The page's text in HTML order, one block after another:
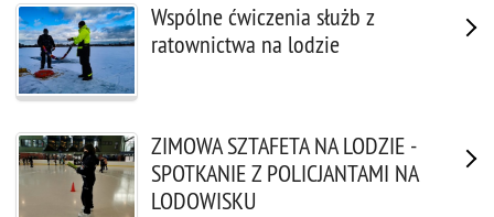
Wspólne ćwiczenia służb z
ratownictwa na lodzie
ZIMOWA SZTAFETA NA LODZIE -
SPOTKANIE Z POLICJANTAMI NA
LODOWISKU